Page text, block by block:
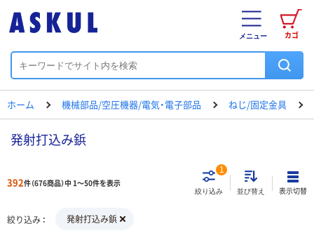
カゴ
メニュー
ホーム 機械部品/空圧機器/電気・電子部品 ねじ/固定金具
発射打込み鋲
392件（676商品）中 1～50件を表示
絞り込み
1
並び替え 表示切替
絞り込み 発射打込み鋲